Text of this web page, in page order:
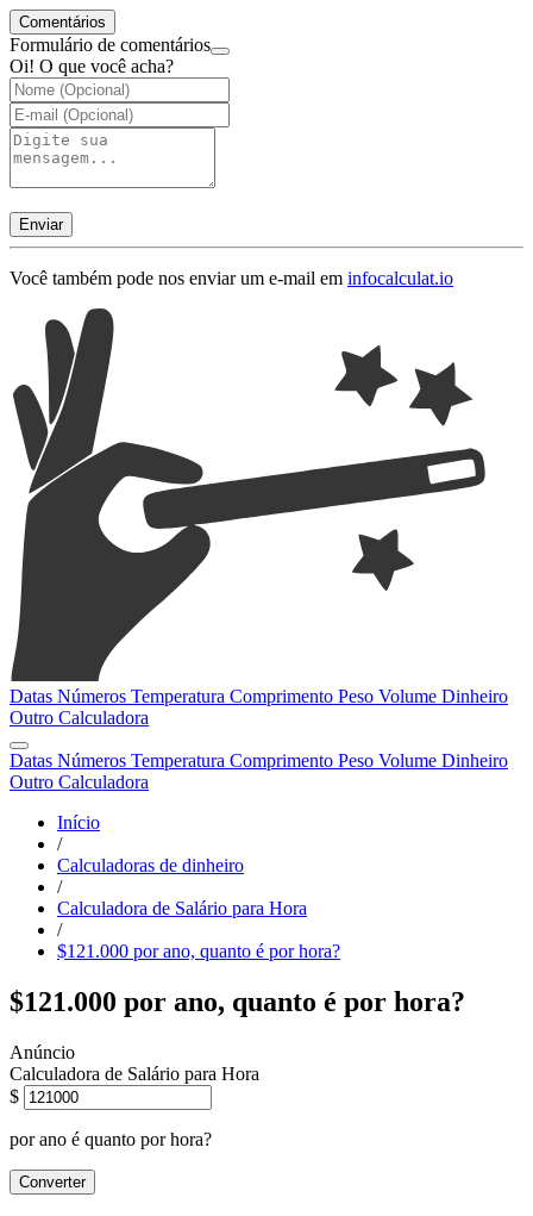
Comentários
Formulário de comentários
Oi! O que você acha?
Enviar
Você também pode nos enviar um e-mail em infocalculat.io
Datas Números Temperatura Comprimento Peso Volume Dinheiro
Outro Calculadora
Datas Números Temperatura Comprimento Peso Volume Dinheiro
Outro Calculadora
Início
/
Calculadoras de dinheiro
/
Calculadora de Salário para Hora
/
$121.000 por ano, quanto é por hora?
$121.000 por ano, quanto é por hora?
Calculadora de Salário para Hora
$
por ano é quanto por hora?
Converter